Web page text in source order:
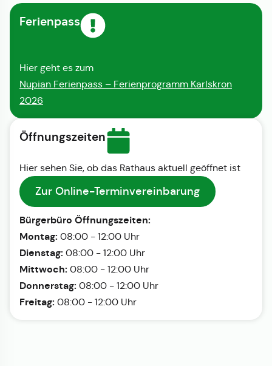
Ferienpass
Hier geht es zum
Nupian Ferienpass – Ferienprogramm Karlskron
2026
Öffnungszeiten
Hier sehen Sie, ob das Rathaus aktuell geöffnet ist
Zur Online-Terminvereinbarung
Bürgerbüro Öffnungszeiten:
Montag: 08:00 - 12:00 Uhr
Dienstag: 08:00 - 12:00 Uhr
Mittwoch: 08:00 - 12:00 Uhr
Donnerstag: 08:00 - 12:00 Uhr
Freitag: 08:00 - 12:00 Uhr